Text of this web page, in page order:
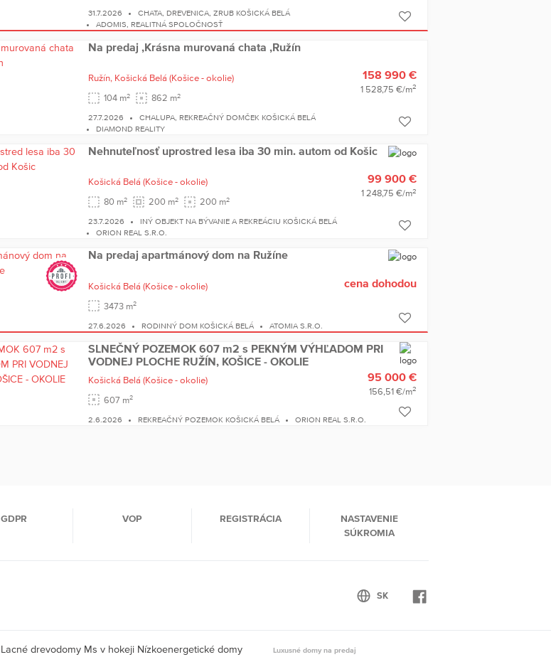
31.7.2026
CHATA, DREVENICA, ZRUB KOŠICKÁ BELÁ
ADOMIS, REALITNÁ SPOLOČNOSŤ
Na predaj ,Krásna murovaná chata ,Ružín
Ružín, Košická Belá (Košice - okolie)
104 m2 862 m2
158 990 €
1 528,75 €/m2
27.7.2026
CHALUPA, REKREAČNÝ DOMČEK KOŠICKÁ BELÁ
DIAMOND REALITY
Nehnuteľnosť uprostred lesa iba 30 min. autom od Košic
Košická Belá (Košice - okolie)
80 m2 200 m2 200 m2
99 900 €
1 248,75 €/m2
23.7.2026
INÝ OBJEKT NA BÝVANIE A REKREÁCIU KOŠICKÁ BELÁ
ORION REAL S.R.O.
Na predaj apartmánový dom na Ružíne
Košická Belá (Košice - okolie)
3473 m2
cena dohodou
27.6.2026 RODINNÝ DOM KOŠICKÁ BELÁ ATOMIA S.R.O.
SLNEČNÝ POZEMOK 607 m2 s PEKNÝM VÝHĽADOM PRI
VODNEJ PLOCHE RUŽÍN, KOŠICE - OKOLIE
Košická Belá (Košice - okolie)
607 m2
95 000 €
156,51 €/m2
2.6.2026 REKREAČNÝ POZEMOK KOŠICKÁ BELÁ ORION REAL S.R.O.
GDPR VOP REGISTRÁCIA
NASTAVENIE
SÚKROMIA
Lacné drevodomy Ms v hokeji Nízkoenergetické domy Luxusné domy na predaj